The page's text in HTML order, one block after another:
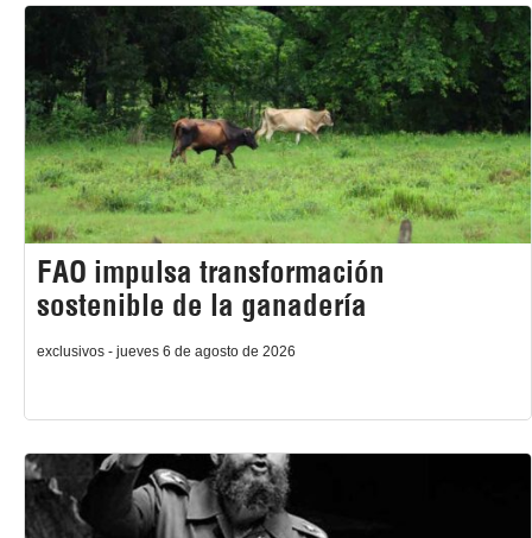
FAO impulsa transformación
sostenible de la ganadería
exclusivos - jueves 6 de agosto de 2026